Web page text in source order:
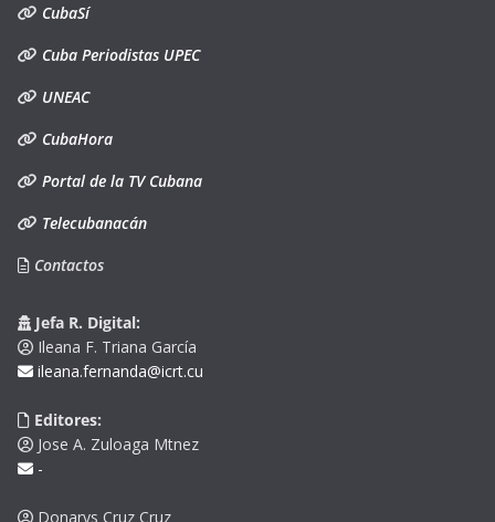
CubaSí
Cuba Periodistas UPEC
UNEAC
CubaHora
Portal de la TV Cubana
Telecubanacán
Contactos
Jefa R. Digital:
Ileana F. Triana García
ileana.fernanda@icrt.cu
Editores:
Jose A. Zuloaga Mtnez
-
Donarys Cruz Cruz